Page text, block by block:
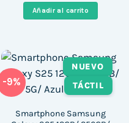
era:
105,24 €.
es:
Añadir al carrito
-9%
NUEVO
TÁCTIL
Smartphone Samsung